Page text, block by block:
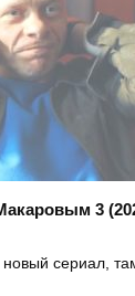
3
новый сериал,